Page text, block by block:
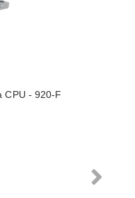
CPU - 920-F